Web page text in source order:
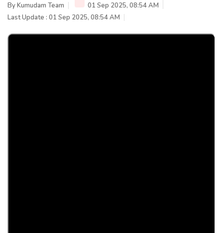
ByKumudam Team
01 Sep 2025, 08:54 AM
Last Update : 01 Sep 2025, 08:54 AM